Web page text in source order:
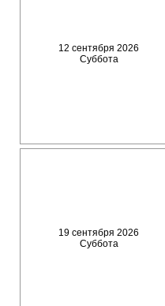
12 сентября 2026
Суббота
19 сентября 2026
Суббота